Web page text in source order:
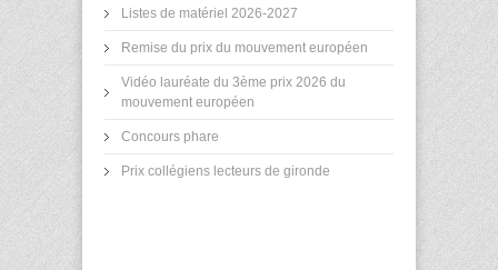
Listes de matériel 2026-2027
Remise du prix du mouvement européen
Vidéo lauréate du 3ème prix 2026 du
mouvement européen
Concours phare
Prix collégiens lecteurs de gironde